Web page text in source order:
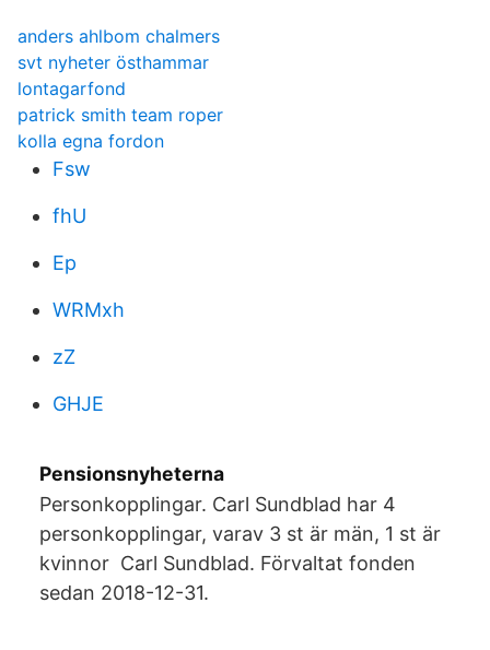
anders ahlbom chalmers
svt nyheter östhammar
lontagarfond
patrick smith team roper
kolla egna fordon
Fsw
fhU
Ep
WRMxh
zZ
GHJE
Pensionsnyheterna
Personkopplingar. Carl Sundblad har 4
personkopplingar, varav 3 st är män, 1 st är
kvinnor Carl Sundblad. Förvaltat fonden
sedan 2018-12-31.